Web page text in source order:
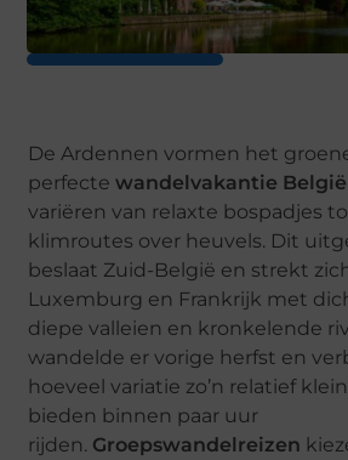
De Ardennen vormen het
perfectewandelvakantie België
variëren van relaxte bospadjes
klimroutes over heuvels. Dit
beslaat Zuid-België en strekt
Luxemburg en Frankrijk met
diepe valleien en kronkelende
wandelde er vorige herfst en
hoeveel variatie zo’n relatief
bieden binnen paar uur
rijden. Groepswandelreizen